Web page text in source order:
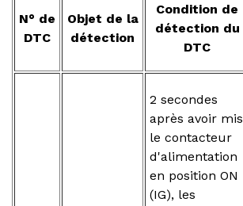
N° de
DTC
Objet de la
détection
Condition de
détection du
DTC
2 secondes
après avoir mis
le contacteur
d'alimentation
en position ON
(IG), les